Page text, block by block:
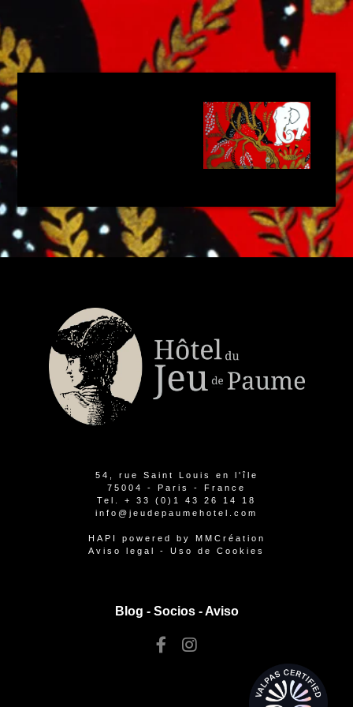
54, rue Saint Louis en l'île
75004 - Paris - France
Tel. + 33 (0)1 43 26 14 18
info@jeudepaumehotel.com
HAPI powered by MMCréation
Aviso legal
- Uso de Cookies
Blog - Socios-Aviso